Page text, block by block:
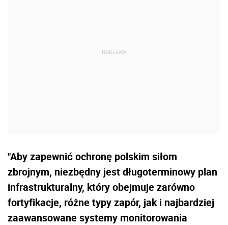
"Aby zapewnić ochronę polskim siłom
zbrojnym, niezbędny jest długoterminowy plan
infrastrukturalny, który obejmuje zarówno
fortyfikacje, różne typy zapór, jak i najbardziej
zaawansowane systemy monitorowania